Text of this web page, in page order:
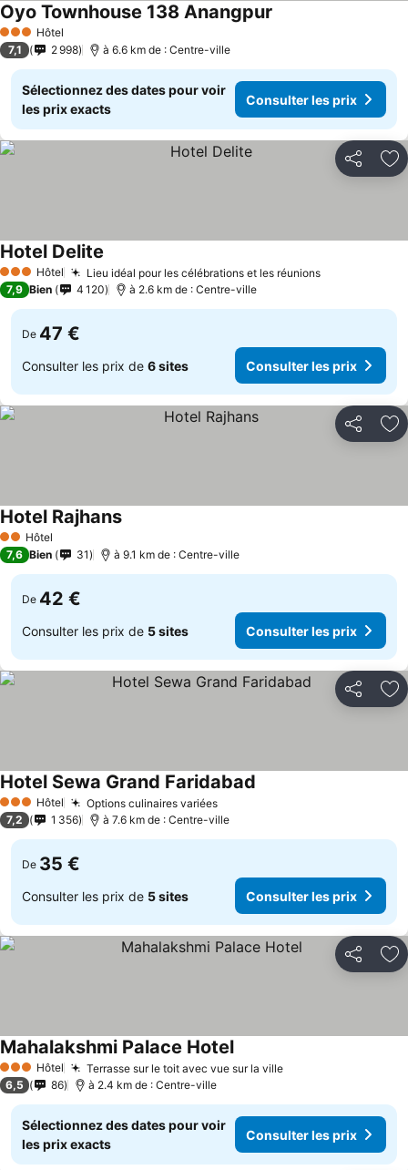
3 ÉtoilesHôtel
Oyo Townhouse 138 Anangpur
7,1 2 998 à 6.6 km de : Centre-ville
Sélectionnez des dates pour voir
les prix exacts
Consulter les prix
Partager
3 ÉtoilesHôtel Lieu idéal pour les célébrations et les réunions
Hotel Delite
7,9 Bien 4 120 à 2.6 km de : Centre-ville
De 47 €
Consulter les prix de 6 sites Consulter les prix
Partager
2 Étoiles
Hôtel
Hotel Rajhans
7,6 Bien 31 à 9.1 km de : Centre-ville
De 42 €
Consulter les prix de 5 sites Consulter les prix
Partager
3 ÉtoilesHôtel Options culinaires variées
Hotel Sewa Grand Faridabad
7,2 1 356 à 7.6 km de : Centre-ville
De 35 €
Consulter les prix de 5 sites Consulter les prix
Partager
3 ÉtoilesHôtel Terrasse sur le toit avec vue sur la ville
Mahalakshmi Palace Hotel
6,5 86 à 2.4 km de : Centre-ville
Sélectionnez des dates pour voir
les prix exacts
Consulter les prix